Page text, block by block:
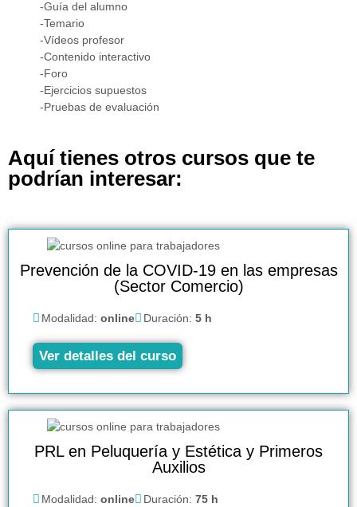
-Guía del alumno
-Temario
-Vídeos profesor
-Contenido interactivo
-Foro
-Ejercicios supuestos
-Pruebas de evaluación
Aquí tienes otros cursos que te
podrían interesar:
Prevención de la COVID-19 en las empresas
(Sector Comercio)
Modalidad: online Duración: 5 h
Ver detalles del curso
PRL en Peluquería y Estética y Primeros
Auxilios
Modalidad: online Duración: 75 h